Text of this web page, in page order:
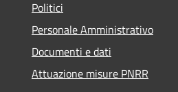
Politici
Personale Amministrativo
Documenti e dati
Attuazione misure PNRR